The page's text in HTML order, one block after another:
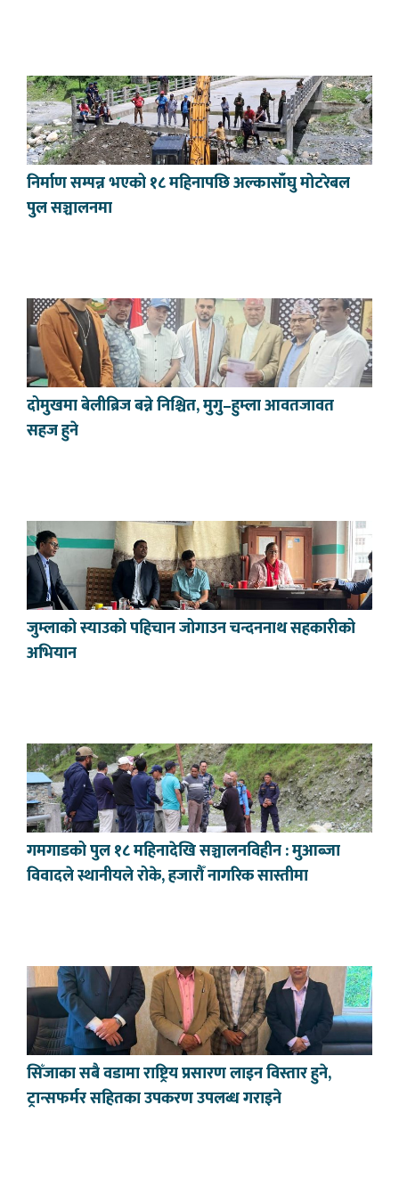
निर्माण सम्पन्न भएको १८ महिनापछि अल्कासाँघु मोटरेबल
पुल सञ्चालनमा
दोमुखमा बेलीब्रिज बन्ने निश्चित, मुगु–हुम्ला आवतजावत
सहज हुने
जुम्लाको स्याउको पहिचान जोगाउन चन्दननाथ सहकारीको
अभियान
गमगाडको पुल १८ महिनादेखि सञ्चालनविहीन : मुआब्जा
विवादले स्थानीयले रोके, हजारौँ नागरिक सास्तीमा
सिँजाका सबै वडामा राष्ट्रिय प्रसारण लाइन विस्तार हुने,
ट्रान्सफर्मर सहितका उपकरण उपलब्ध गराइने